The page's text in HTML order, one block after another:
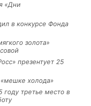
«Дни
в конкурсе Фонда
золота»
презентует 25
холода»
году третье место в